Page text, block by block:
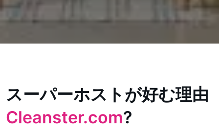
スーパーホストが好む理由
Cleanster.com?